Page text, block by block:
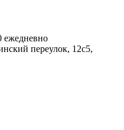
ежедневно
переулок, 12с5,